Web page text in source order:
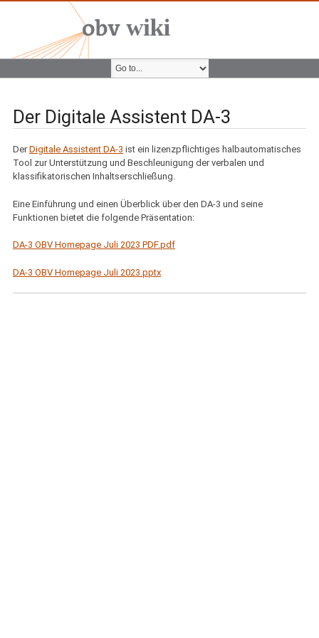
Der Digitale Assistent DA-3
DerDigitale Assistent DA-3 ist ein lizenzpflichtiges halbautomatisches
Tool zur Unterstützung und Beschleunigung der verbalen und
klassifikatorischen Inhaltserschließung.
Eine Einführung und einen Überblick über den DA-3 und seine
Funktionen bietet die folgende Präsentation:
DA-3 OBV Homepage Juli 2023 PDF.pdf
DA-3 OBV Homepage Juli 2023.pptx